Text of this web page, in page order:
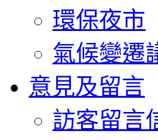
環保夜市
氣候變遷
意見及留言
訪客留言